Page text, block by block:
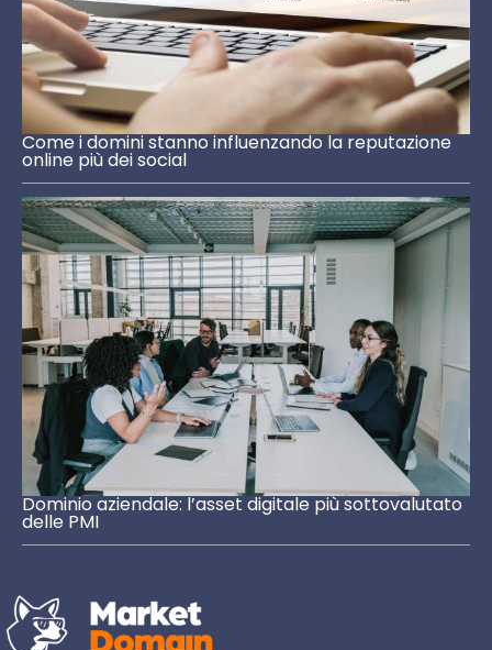
Come i domini stanno influenzando la reputazione
online più dei social
Dominio aziendale: l’asset digitale più sottovalutato
delle PMI